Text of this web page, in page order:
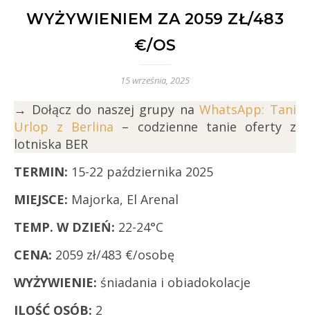
WYŻYWIENIEM ZA 2059 ZŁ/483
€/OS
15 września, 2025
→ Dołącz do naszej grupy naWhatsApp: Tani
Urlop z Berlina – codzienne tanie oferty z
lotniska BER
TERMIN: 15-22 października 2025
MIEJSCE: Majorka, El Arenal
TEMP. W DZIEŃ: 22-24°C
CENA: 2059 zł/483 €/osobę
WYŻYWIENIE: śniadania i obiadokolacje
ILOŚĆ OSÓB: 2